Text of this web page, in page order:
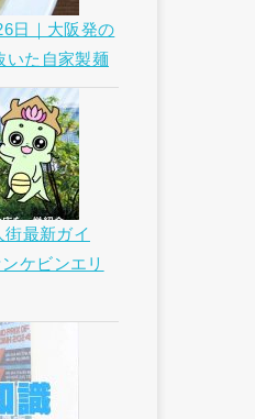
日｜大阪発の
いた自家製麺
街最新ガイ
ケビンエリ